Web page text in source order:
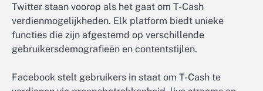
Twitter staan voorop als het gaat om T-Cash
verdienmogelijkheden. Elk platform biedt unieke
functies die zijn afgestemd op verschillende
gebruikersdemografieën en contentstijlen.
Facebook stelt gebruikers in staat om T-Cash te